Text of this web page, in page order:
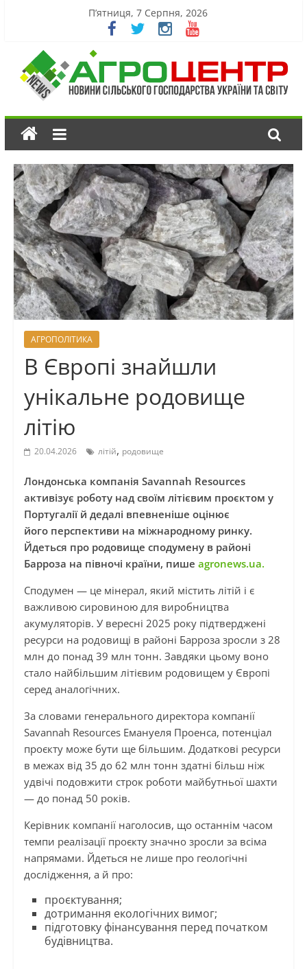
П’ятниця, 7 Серпня, 2026
АГРОПОЛІТИКА
В Європі знайшли
унікальне родовище
літію
20.04.2026 літій, родовище
Лондонська компанія Savannah Resources
активізує роботу над своїм літієвим проєктом у
Португалії й дедалі впевненіше оцінює
його перспективи на міжнародному ринку.
Йдеться про родовище сподумену в районі
Барроза на півночі країни, пише agronews.ua.
Сподумен — це мінерал, який містить літій і є
важливою сировиною для виробництва
акумуляторів. У вересні 2025 року підтверджені
ресурси на родовищі в районі Барроза зросли з 28
млн до понад 39 млн тонн. Завдяки цьому воно
стало найбільшим літієвим родовищем у Європі
серед аналогічних.
За словами генерального директора компанії
Savannah Resources Емануеля Проенса, потенціал
проєкту може бути ще більшим. Додаткові ресурси
в межах від 35 до 62 млн тонн здатні більш ніж
удвічі подовжити строк роботи майбутньої шахти
— до понад 50 років.
Керівник компанії наголосив, що останнім часом
темпи реалізації проєкту значно зросли за всіма
напрямами. Йдеться не лише про геологічні
дослідження, а й про:
проєктування;
дотримання екологічних вимог;
підготовку фінансування перед початком
будівництва.